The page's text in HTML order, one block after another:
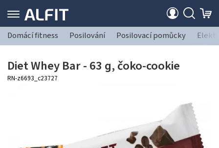
Domácí fitness Posilování Posilovací pomůcky
Diet Whey Bar - 63 g, čoko-cookie
RN-z6693_c23727